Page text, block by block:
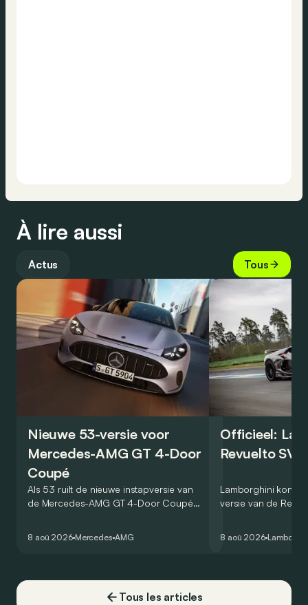
À lire aussi
Actus Tous
Nieuwe 53-versie voor
Mercedes-AMG GT 4-Door
Coupé
Als 53 ruilt de nieuwe instapversie van
de Mercedes-AMG GT 4-Door Coupé
8 aoû 2026 Mercedes AMG
Officieel:
Revuelto SV
Lamborghini
versie van de
een record voor
8 aoû 2026
Tous les articles